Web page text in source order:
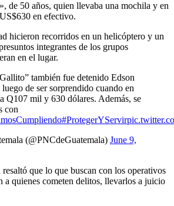
de 50 años, quien llevaba una mochila y en
en efectivo.
hicieron recorridos en un helicóptero y un
integrantes de los grupos
en el lugar.
también fue detenido Edson
de ser sorprendido cuando en
Q107 mil y 630 dólares. Además, se
con
#ProtegerYServir
(@PNCdeGuatemala) June 9,
que lo que buscan con los operativos
a quienes cometen delitos, llevarlos a juicio